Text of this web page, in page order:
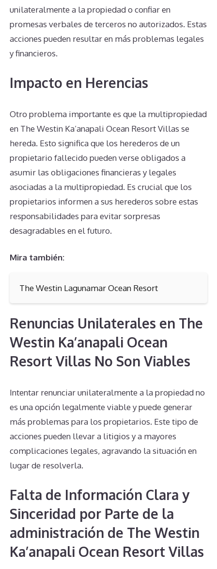
unilateralmente a la propiedad o confiar en
promesas verbales de terceros no autorizados. Estas
acciones pueden resultar en más problemas legales
y financieros.
Impacto en Herencias
Otro problema importante es que la multipropiedad
en The Westin Ka’anapali Ocean Resort Villas se
hereda. Esto significa que los herederos de un
propietario fallecido pueden verse obligados a
asumir las obligaciones financieras y legales
asociadas a la multipropiedad. Es crucial que los
propietarios informen a sus herederos sobre estas
responsabilidades para evitar sorpresas
desagradables en el futuro.
Mira también:
The Westin Lagunamar Ocean Resort
Renuncias Unilaterales en The
Westin Ka’anapali Ocean
Resort Villas No Son Viables
Intentar renunciar unilateralmente a la propiedad no
es una opción legalmente viable y puede generar
más problemas para los propietarios. Este tipo de
acciones pueden llevar a litigios y a mayores
complicaciones legales, agravando la situación en
lugar de resolverla.
Falta de Información Clara y
Sinceridad por Parte de la
administración de The Westin
Ka’anapali Ocean Resort Villas